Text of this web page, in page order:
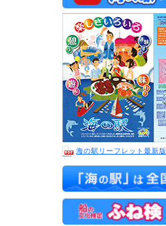
海の駅リーフレット最新版